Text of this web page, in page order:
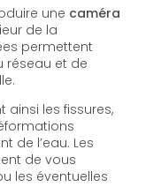
une caméra
de la
permettent
réseau et de
ainsi les fissures,
de l’eau. Les
de vous
les éventuelles